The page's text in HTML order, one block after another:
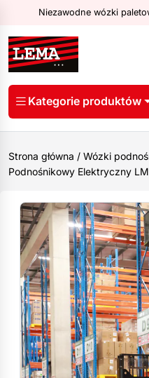
Niezawodne wózki
Kategorie produktów
Strona główna / Wózki
Podnośnikowy Elektryczny